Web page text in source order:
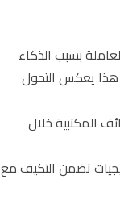
القوى العاملة بسبب الذكاء
هذا يعكس التحول
المكتبية خلال
تضمن التكيف مع